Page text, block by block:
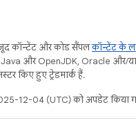
कॉन्टेंट और कोड सैंपलकॉन्टेंट के
Java और OpenJDK, Oracle और/
किए हुए ट्रेडमार्क हैं.
12-04 (UTC) को अपडेट किया